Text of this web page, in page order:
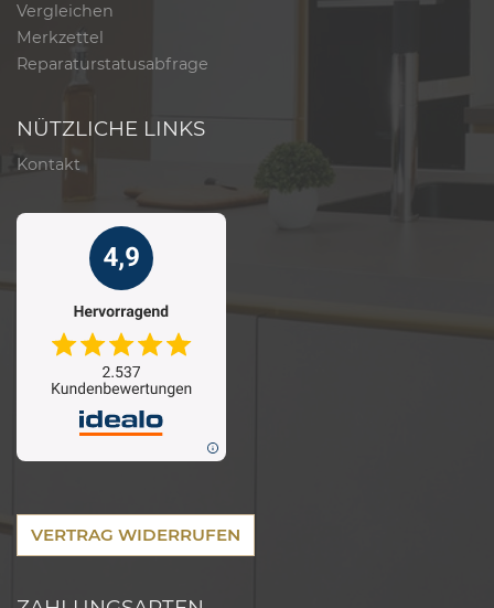
Vergleichen
Merkzettel
Reparaturstatusabfrage
NÜTZLICHE LINKS
Kontakt
VERTRAG WIDERRUFEN